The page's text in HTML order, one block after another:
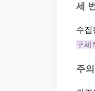
세
수집
구체
주